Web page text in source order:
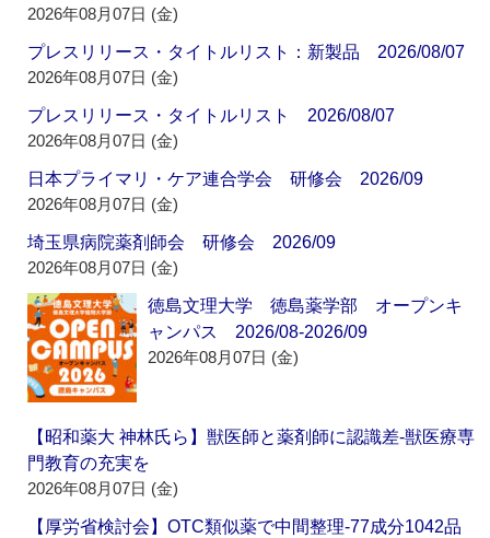
2026年08月07日 (金)
プレスリリース・タイトルリスト：新製品 2026/08/07
2026年08月07日 (金)
プレスリリース・タイトルリスト 2026/08/07
2026年08月07日 (金)
日本プライマリ・ケア連合学会 研修会 2026/09
2026年08月07日 (金)
埼玉県病院薬剤師会 研修会 2026/09
2026年08月07日 (金)
徳島文理大学 徳島薬学部 オープンキ
ャンパス 2026/08-2026/09
2026年08月07日 (金)
【昭和薬大 神林氏ら】獣医師と薬剤師に認識差‐獣医療専
門教育の充実を
2026年08月07日 (金)
【厚労省検討会】OTC類似薬で中間整理‐77成分1042品